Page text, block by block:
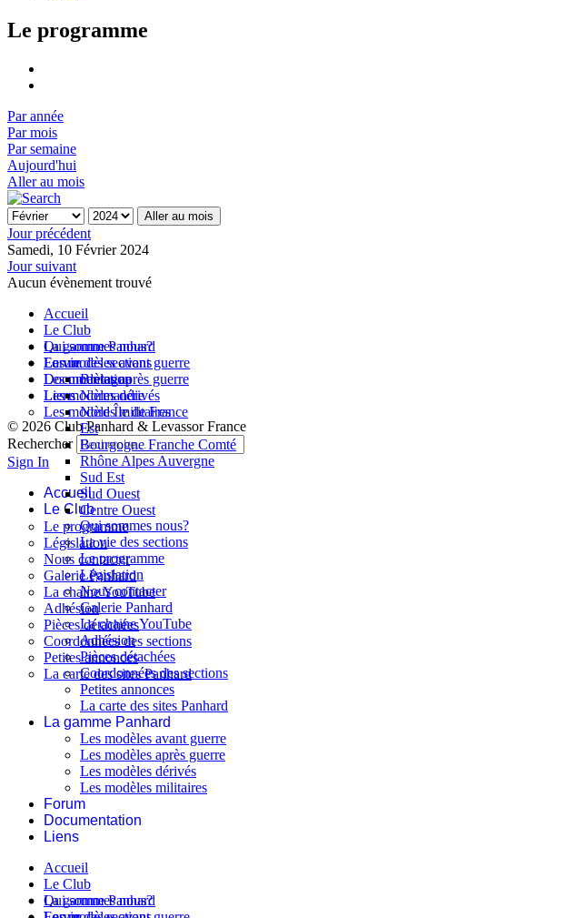
Le programme
Par année
Par mois
Par semaine
Aujourd'hui
Aller au mois
Aller au mois
Jour précédent
Samedi, 10 Février 2024
Jour suivant
Aucun évènement trouvé
Accueil
Le Club
Qui sommes nous?
La vie des sections
Bretagne
Normandie
Nord Île de France
Est
Bourgogne Franche Comté
Rhône Alpes Auvergne
Sud Est
Sud Ouest
Centre Ouest
Le programme
Législation
Nous contacter
Galerie Panhard
La chaine YouTube
Adhésion
Pièces détachées
Coordonnées des sections
Petites annonces
La carte des sites Panhard
La gamme Panhard
Les modèles avant guerre
Les modèles après guerre
Les modèles dérivés
Les modèles militaires
Forum
Documentation
Liens
© 2026 Club Panhard & Levassor France
Rechercher
Sign In
Accueil
Le Club
Qui sommes nous?
La vie des sections
Le programme
Législation
Nous contacter
Galerie Panhard
La chaine YouTube
Adhésion
Pièces détachées
Coordonnées des sections
Petites annonces
La carte des sites Panhard
La gamme Panhard
Les modèles avant guerre
Les modèles après guerre
Les modèles dérivés
Les modèles militaires
Forum
Documentation
Liens
Accueil
Le Club
Qui sommes nous?
La gamme Panhard